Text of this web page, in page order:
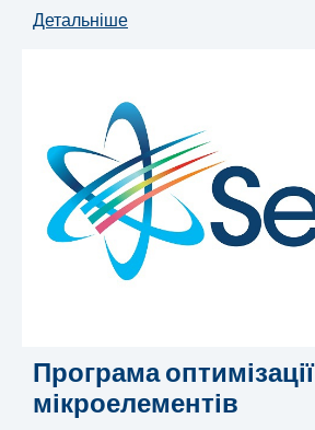
Детальніше
Програма оптимізації
мікроелементів